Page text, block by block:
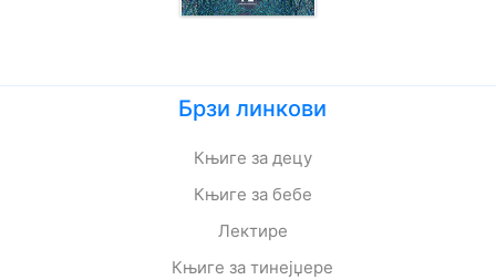
Брзи линкови
Књиге за децу
Књиге за бебе
Лектире
Књиге за тинејџере